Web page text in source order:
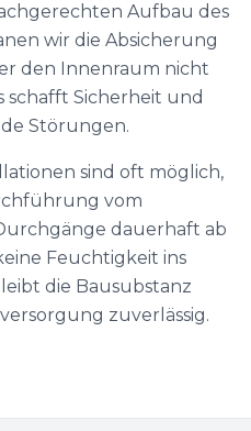
Aufbau des
wir die Absicherung
den Innenraum nicht
schafft Sicherheit und
Störungen.
sind oft möglich,
vom
dauerhaft ab
Feuchtigkeit ins
die Bausubstanz
zuverlässig.